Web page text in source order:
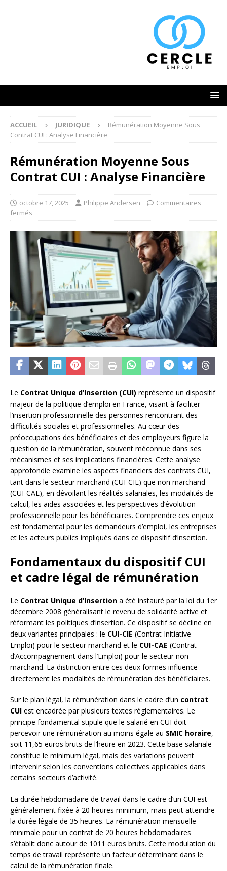
ACCUEIL JURIDIQUE
Rémunération Moyenne Sous
Contrat CUI : Analyse Financière
Rémunération Moyenne Sous
Contrat CUI : Analyse Financière
octobre 17, 2025 Philippe Andersen
Commentaires
fermés
Le Contrat Unique d’Insertion (CUI) représente un dispositif
majeur de la politique d’emploi en France, visant à faciliter
l’insertion professionnelle des personnes rencontrant des
difficultés sociales et professionnelles. Au cœur des
préoccupations des bénéficiaires et des employeurs figure la
question de la rémunération, souvent méconnue dans ses
mécanismes et ses implications financières. Cette analyse
approfondie examine les aspects financiers des contrats CUI,
tant dans le secteur marchand (CUI-CIE) que non marchand
(CUI-CAE), en dévoilant les réalités salariales, les modalités de
calcul, les aides associées et les perspectives d’évolution
professionnelle pour les bénéficiaires. Comprendre ces enjeux
est fondamental pour les demandeurs d’emploi, les entreprises
et les acteurs publics impliqués dans ce dispositif d’insertion.
Fondamentaux du dispositif CUI
et cadre légal de rémunération
Le Contrat Unique d’Insertion a été instauré par la loi du 1er
décembre 2008 généralisant le revenu de solidarité active et
réformant les politiques d’insertion. Ce dispositif se décline en
deux variantes principales : le CUI-CIE (Contrat Initiative
Emploi) pour le secteur marchand et le CUI-CAE (Contrat
d’Accompagnement dans l’Emploi) pour le secteur non
marchand. La distinction entre ces deux formes influence
directement les modalités de rémunération des bénéficiaires.
Sur le plan légal, la rémunération dans le cadre d’un contrat
CUI est encadrée par plusieurs textes réglementaires. Le
principe fondamental stipule que le salarié en CUI doit
percevoir une rémunération au moins égale au SMIC horaire,
soit 11,65 euros bruts de l’heure en 2023. Cette base salariale
constitue le minimum légal, mais des variations peuvent
intervenir selon les conventions collectives applicables dans
certains secteurs d’activité.
La durée hebdomadaire de travail dans le cadre d’un CUI est
généralement fixée à 20 heures minimum, mais peut atteindre
la durée légale de 35 heures. La rémunération mensuelle
minimale pour un contrat de 20 heures hebdomadaires
s’établit donc autour de 1011 euros bruts. Cette modulation du
temps de travail représente un facteur déterminant dans le
calcul de la rémunération finale.